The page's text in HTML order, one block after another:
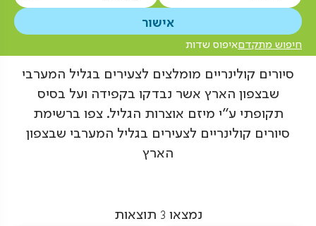
חיפוש מתקדםאיפוס שדות
סיורים קולינריים מומלצים לצעירים בגליל המערבי
שבצפון הארץ אשר נבדקו בקפידה ועל בסיס
תקופתי ע"י מיזם אוצרות הגליל. צפו ברשימת
סיורים קולינריים לצעירים בגליל המערבי שבצפון
הארץ
נמצאו 3 תוצאות